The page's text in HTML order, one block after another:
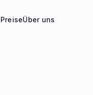
PreiseÜber uns